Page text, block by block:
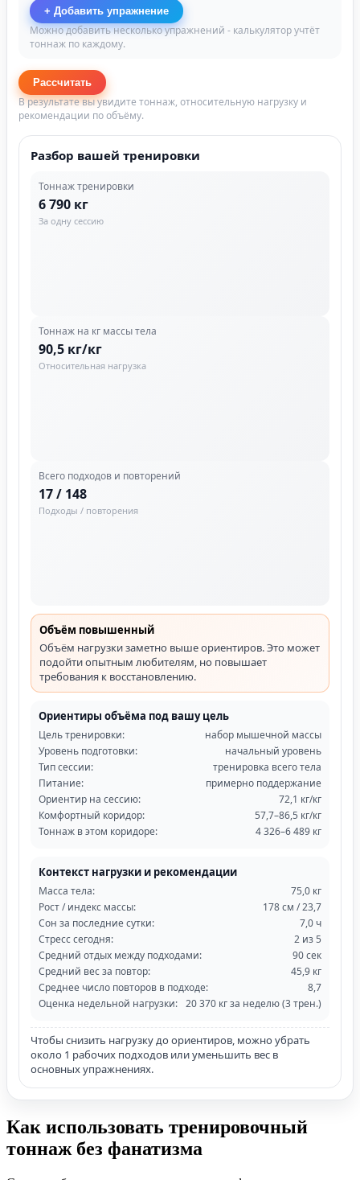
+ Добавить упражнение
Можно добавить несколько упражнений - калькулятор учтёт
тоннаж по каждому.
Рассчитать
В результате вы увидите тоннаж, относительную нагрузку и
рекомендации по объёму.
Разбор вашей тренировки
Тоннаж тренировки
6 790 кг
За одну сессию
Тоннаж на кг массы тела
90,5 кг/кг
Относительная нагрузка
Всего подходов и повторений
17 / 148
Подходы / повторения
Объём повышенный
Объём нагрузки заметно выше ориентиров. Это может
подойти опытным любителям, но повышает
требования к восстановлению.
Ориентиры объёма под вашу цель
Цель тренировки:
набор мышечной массы
Уровень подготовки:
начальный уровень
Тип сессии:
тренировка всего тела
Питание:
примерно поддержание
Ориентир на сессию:
72,1 кг/кг
Комфортный коридор:
57,7–86,5 кг/кг
Тоннаж в этом коридоре:
4 326–6 489 кг
Контекст нагрузки и рекомендации
Масса тела:
75,0 кг
Рост / индекс массы:
178 см / 23,7
Сон за последние сутки:
7,0 ч
Стресс сегодня:
2 из 5
Средний отдых между подходами:
90 сек
Средний вес за повтор:
45,9 кг
Среднее число повторов в подходе:
8,7
Оценка недельной нагрузки: 20 370 кг за неделю (3 трен.)
Чтобы снизить нагрузку до ориентиров, можно убрать
около 1 рабочих подходов или уменьшить вес в
основных упражнениях.
Как использовать тренировочный
тоннаж без фанатизма